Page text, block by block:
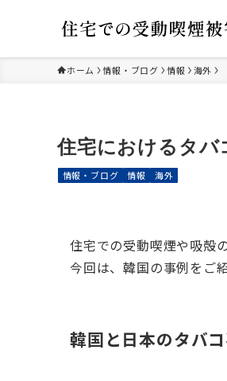
ホーム 情報・ブログ 情報 海外
住宅におけるタバ
情報・ブログ 情報 海外
住宅での受動喫煙や吸殻
今回は、韓国の事例をご
韓国と日本のタバ